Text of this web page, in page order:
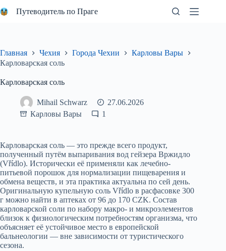
к
Путеводитель по Праге
Главная Чехия Города Чехии
Карловы Вары
Карловарская соль
Карловарская соль
Mihail Schwarz
27.06.2026
Карловы Вары
1
Карловарская соль — это прежде всего продукт,
полученный путём выпаривания вод гейзера Вржидло
(Vřídlo). Исторически её применяли как лечебно-
питьевой порошок для нормализации пищеварения и
обмена веществ, и эта практика актуальна по сей день.
Оригинальную купельную соль Vřídlo в расфасовке 300
г можно найти в аптеках от 96 до 170 CZK. Состав
карловарской соли по набору макро- и микроэлементов
близок к физиологическим потребностям организма, что
объясняет её устойчивое место в европейской
бальнеологии — вне зависимости от туристического
сезона.